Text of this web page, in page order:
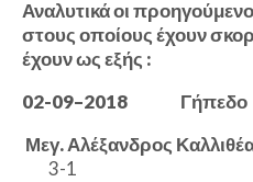
Αναλυτικά οι
στους οποίους έχουν
έχουν ως εξής :
02-09–2018
Γήπεδο
Μεγ. Αλέξανδρος
3-1